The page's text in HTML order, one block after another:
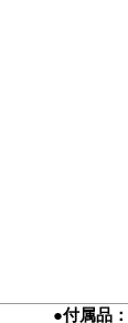
●付属品